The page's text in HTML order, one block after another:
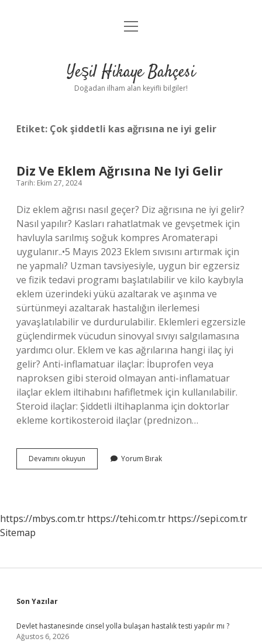
Anasayfa
Yasal Uyarı
menüyü
Yeşil Hikaye Bahçesi
Doğadan ilham alan keyifli bilgiler!
Etiket: Çok şiddetli kas ağrısına ne iyi gelir
Diz Ve Eklem Ağrısına Ne Iyi Gelir
Tarih: Ekim 27, 2024
Diz eklem ağrısı nasıl geçer? Diz ağrısına ne iyi gelir?
Nasıl yapılır? Kasları rahatlatmak ve gevşetmek için
havluyla sarılmış soğuk kompres Aromaterapi
uygulanır..•5 Mayıs 2023 Eklem sıvısını artırmak için
ne yapmalı? Uzman tavsiyesiyle, uygun bir egzersiz
ve fizik tedavi programı başlatılabilir ve kilo kaybıyla
eklem üzerindeki yükü azaltarak ve aşınma ve
sürtünmeyi azaltarak hastalığın ilerlemesi
yavaşlatılabilir ve durdurulabilir. Eklemleri egzersizle
güçlendirmek vücudun sinovyal sıvıyı salgılamasına
yardımcı olur. Eklem ve kas ağrılarına hangi ilaç iyi
gelir? Anti-inflamatuar ilaçlar: İbuprofen veya
naproksen gibi steroid olmayan anti-inflamatuar
ilaçlar eklem iltihabını hafifletmek için kullanılabilir.
Steroid ilaçlar: Şiddetli iltihaplanma için doktorlar
ekleme kortikosteroid ilaçlar (prednizon…
Devamını okuyun
Ve
Gelir
Yorum Bırak
https://mbys.com.tr https://tehi.com.tr https://sepi.com.tr
Sitemap
Sidebar
Son Yazılar
Devlet hastanesinde cinsel yolla bulaşan hastalık testi yapılır mı ?
Ağustos 6, 2026